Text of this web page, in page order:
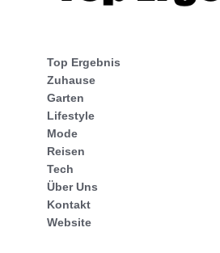
Top Ergebnis
Zuhause
Garten
Lifestyle
Mode
Reisen
Tech
Über Uns
Kontakt
Website